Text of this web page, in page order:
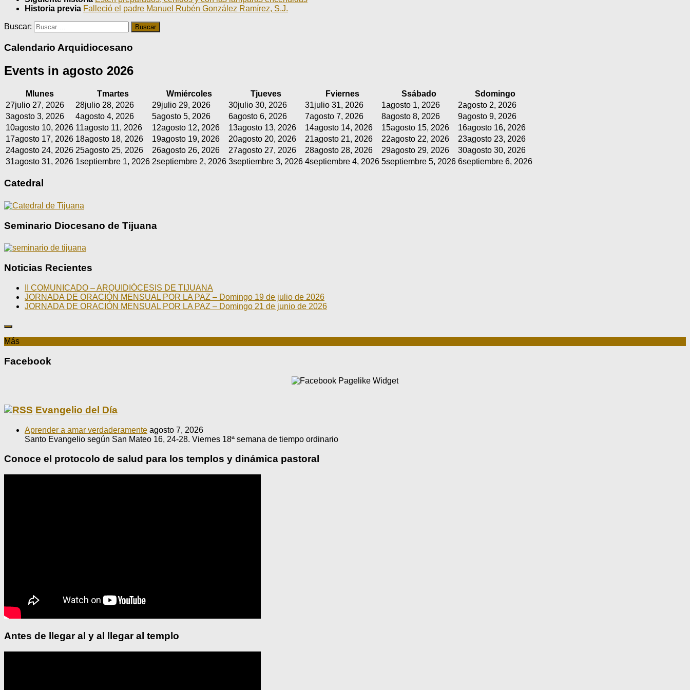
Historia previa Falleció el padre Manuel Rubén González Ramírez, S.J.
Buscar:
Calendario Arquidiocesano
Events in agosto 2026
M lunes Tmartes Wmiércoles Tjueves Fviernes Ssábado Sdomingo
27julio 27, 2026 28julio 28, 2026 29julio 29, 2026 30julio 30, 2026 31julio 31, 2026 1agosto 1, 2026 2agosto 2, 2026
3agosto 3, 2026 4agosto 4, 2026 5agosto 5, 2026 6agosto 6, 2026 7agosto 7, 2026 8agosto 8, 2026 9agosto 9, 2026
10agosto 10, 2026 11agosto 11, 2026 12agosto 12, 2026 13agosto 13, 2026 14agosto 14, 2026 15agosto 15, 2026 16agosto 16, 2026
17agosto 17, 2026 18agosto 18, 2026 19agosto 19, 2026 20agosto 20, 2026 21agosto 21, 2026 22agosto 22, 2026 23agosto 23, 2026
24agosto 24, 2026 25agosto 25, 2026 26agosto 26, 2026 27agosto 27, 2026 28agosto 28, 2026 29agosto 29, 2026 30agosto 30, 2026
31agosto 31, 2026 1septiembre 1, 2026 2septiembre 2, 2026 3septiembre 3, 2026 4septiembre 4, 2026 5septiembre 5, 2026 6septiembre 6, 2026
Catedral
Seminario Diocesano de Tijuana
Noticias Recientes
II COMUNICADO – ARQUIDIÓCESIS DE TIJUANA
JORNADA DE ORACIÓN MENSUAL POR LA PAZ – Domingo 19 de julio de 2026
JORNADA DE ORACIÓN MENSUAL POR LA PAZ – Domingo 21 de junio de 2026
Más
Facebook
Evangelio del Día
Aprender a amar verdaderamente agosto 7, 2026
Santo Evangelio según San Mateo 16, 24-28. Viernes 18ª semana de tiempo ordinario
Conoce el protocolo de salud para los templos y dinámica pastoral
Antes de llegar al y al llegar al templo